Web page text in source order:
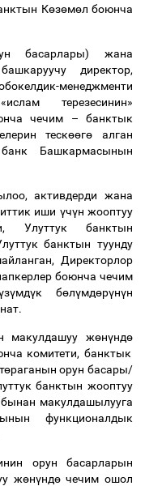
Көзөмөл боюнча
басарлары) жана
директор,
менеджменти
терезесинин»
чечим – банктык
тескөөгө алган
Башкармасынын
активдерди жана
иши үчүн жооптуу
Улуттук банктын
банктын туунду
Директорлор
боюнча чечим
зүмдүк бөлүмдөрүнүн
макулдашуу жөнүндө
комитети, банктык
өраганын орун басары/
банктын жооптуу
макулдашылууга
функционалдык
орун басарларын
жөнүндөчечим ошол